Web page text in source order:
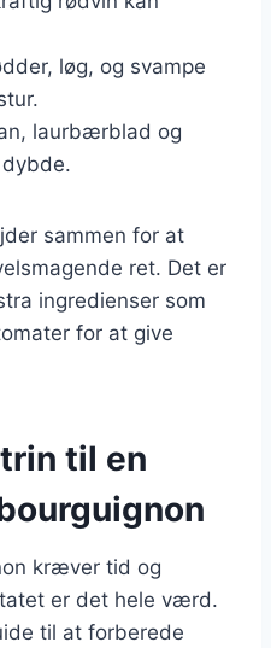
løg, og svampe
laurbærblad og
sammen for at
ret. Det er
ingredienser som
for at give
til en
kræver tid og
er det hele værd.
til at forberede